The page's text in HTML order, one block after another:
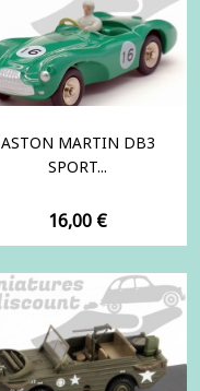
ASTON MARTIN DB3
SPORT...
Prix
16,00 €